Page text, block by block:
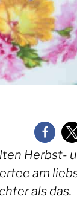
am
als das.